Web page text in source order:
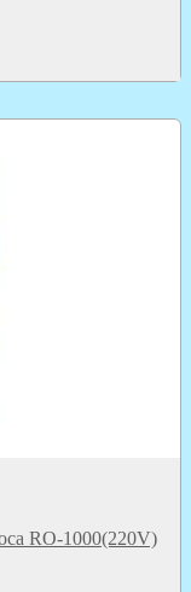
RO-1000(220V)